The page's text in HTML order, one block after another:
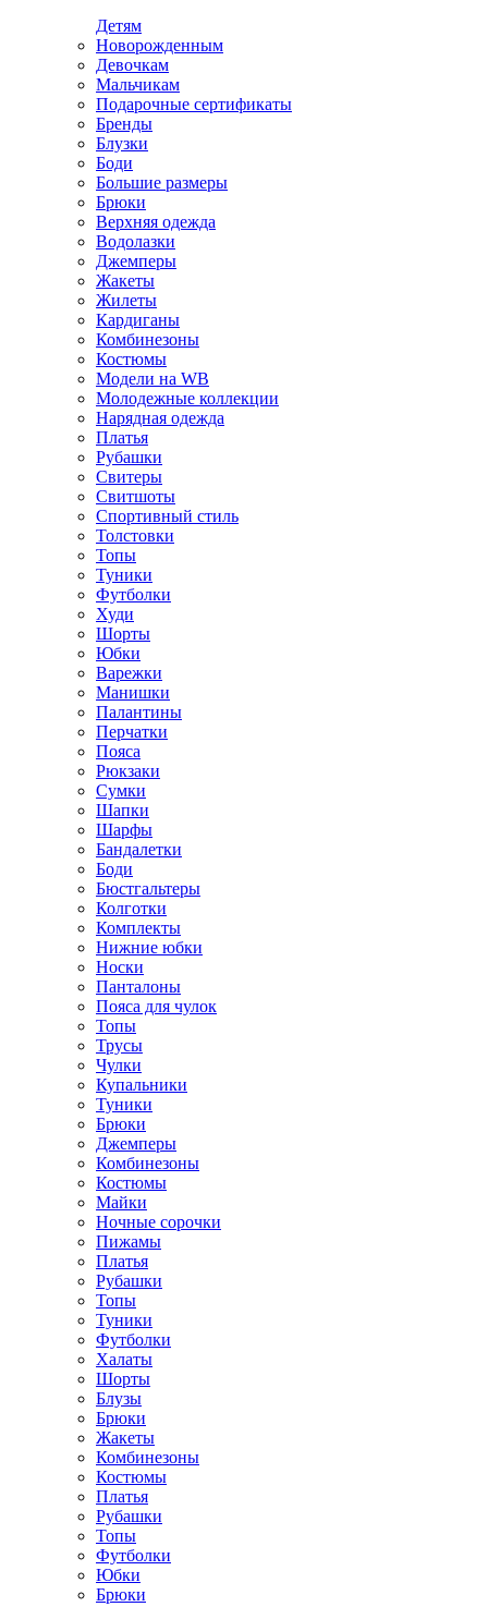
Детям
Новорожденным
Девочкам
Мальчикам
Подарочные сертификаты
Бренды
Блузки
Боди
Большие размеры
Брюки
Верхняя одежда
Водолазки
Джемперы
Жакеты
Жилеты
Кардиганы
Комбинезоны
Костюмы
Модели на WB
Молодежные коллекции
Нарядная одежда
Платья
Рубашки
Свитеры
Свитшоты
Спортивный стиль
Толстовки
Топы
Туники
Футболки
Худи
Шорты
Юбки
Варежки
Манишки
Палантины
Перчатки
Пояса
Рюкзаки
Сумки
Шапки
Шарфы
Бандалетки
Боди
Бюстгальтеры
Колготки
Комплекты
Нижние юбки
Носки
Панталоны
Поясa для чулок
Топы
Трусы
Чулки
Купальники
Туники
Брюки
Джемперы
Комбинезоны
Костюмы
Майки
Ночные сорочки
Пижамы
Платья
Рубашки
Топы
Туники
Футболки
Халаты
Шорты
Блузы
Брюки
Жакеты
Комбинезоны
Костюмы
Платья
Рубашки
Топы
Футболки
Юбки
Брюки